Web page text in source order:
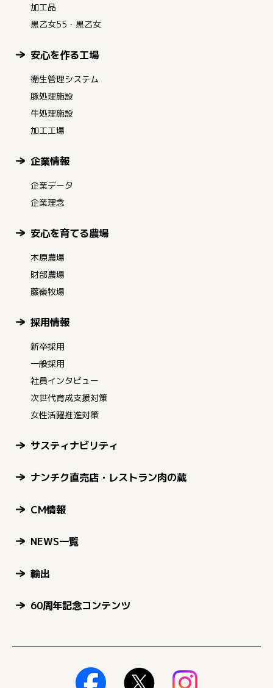
加工品
黒乙女55・黒乙女
安心を作る工場
衛生管理システム
豚処理施設
牛処理施設
加工工場
企業情報
企業データ
企業理念
安心を育てる農場
木原農場
財部農場
藤嶺牧場
採用情報
新卒採用
一般採用
社員インタビュー
次世代育成支援対策
女性活躍推進対策
サスティナビリティ
ナンチク直売店・レストラン肉の蔵
CM情報
NEWS一覧
輸出
60周年記念コンテンツ